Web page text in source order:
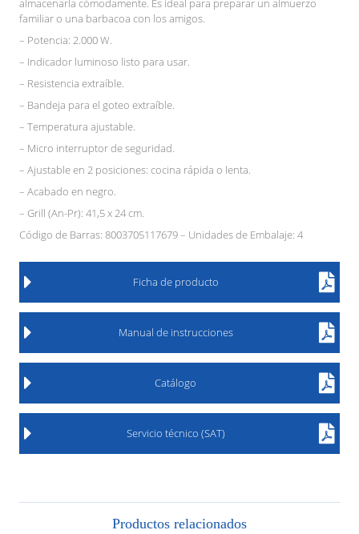
familiar o una barbacoa con los amigos.
– Potencia: 2.000 W.
– Indicador luminoso listo para usar.
– Resistencia extraíble.
– Bandeja para el goteo extraíble.
– Temperatura ajustable.
– Micro interruptor de seguridad.
– Ajustable en 2 posiciones: cocina rápida o lenta.
– Acabado en negro.
– Grill (An-Pr): 41,5 x 24 cm.
Código de Barras: 8003705117679 – Unidades de Embalaje: 4
Ficha de producto
Manual de instrucciones
Catálogo
Servicio técnico (SAT)
Productos relacionados